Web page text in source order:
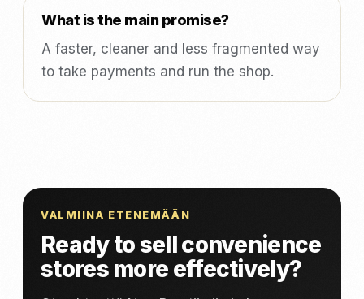
What is the main promise?
A faster, cleaner and less fragmented way
to take payments and run the shop.
VALMIINA ETENEMÄÄN
Ready to sell convenience
stores more effectively?